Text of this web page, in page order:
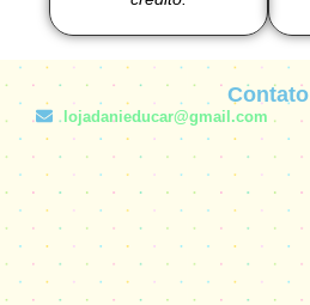
Contato
lojadanieducar@gmail.com